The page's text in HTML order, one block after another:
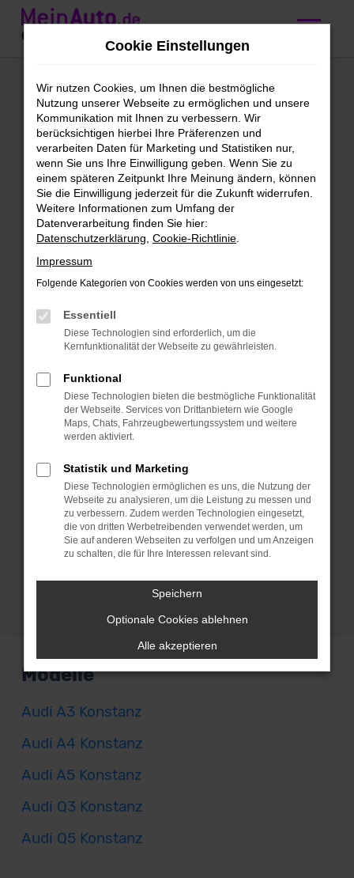
Zum
Hauptinhalt
Audi kaufen mit
Lieferservice nach
Konstanz
MeinAuto Gebrauchtwagen:
finde deinen Audi für Konstanz
Wie wäre es mit einem Audi für
Konstanz? Wir von MeinAuto
Gebrauchtwagen halten dies für eine
spannenden Angeboten. Unser
Unternehmen ist auf junge
und Jahreswagen spezialisiert. Mit
anderen Worten sparst du beim Kauf
eines Audi für Konstanz garantiert jede
Menge Geld und steigst in ein erstklassig
erhaltenes Fahrzeug. Was uns
auszeichnet, ist unser erstklassiger
Service. Hierzu gehört beispielsweise
auch, dass wir dir deinen Audi direkt vor
die Haustür stellen – ob in Konstanz oder
an einem beliebigen anderen Ort, den du
vorher festlegen kannst. Und das
deutschlandweit.
Modelle
Audi A3 Konstanz
Audi A4 Konstanz
Audi A5 Konstanz
Audi Q3 Konstanz
Audi Q5 Konstanz
Cookie Einstellungen
Wir nutzen Cookies, um Ihnen die bestmögliche
Nutzung unserer Webseite zu ermöglichen und unsere
Kommunikation mit Ihnen zu verbessern. Wir
berücksichtigen hierbei Ihre Präferenzen und
verarbeiten Daten für Marketing und Statistiken nur,
wenn Sie uns Ihre Einwilligung geben. Wenn Sie zu
einem späteren Zeitpunkt Ihre Meinung ändern, können
Sie die Einwilligung jederzeit für die Zukunft widerrufen.
Weitere Informationen zum Umfang der
Datenverarbeitung finden Sie hier:
Datenschutzerklärung Cookie-Richtlinie
Impressum
Folgende Kategorien von Cookies werden von uns eingesetzt:
Essentiell
Diese Technologien sind erforderlich, um die
Kernfunktionalität der Webseite zu gewährleisten.
Funktional
Diese Technologien bieten die bestmögliche Funktionalität
der Webseite. Services von Drittanbietern wie Google
Maps, Chats, Fahrzeugbewertungssystem und weitere
werden aktiviert.
Statistik und Marketing
Diese Technologien ermöglichen es uns, die Nutzung der
Webseite zu analysieren, um die Leistung zu messen und
zu verbessern. Zudem werden Technologien eingesetzt,
die von dritten Werbetreibenden verwendet werden, um
Sie auf anderen Webseiten zu verfolgen und um Anzeigen
zu schalten, die für Ihre Interessen relevant sind.
Speichern
Optionale Cookies ablehnen
Alle akzeptieren